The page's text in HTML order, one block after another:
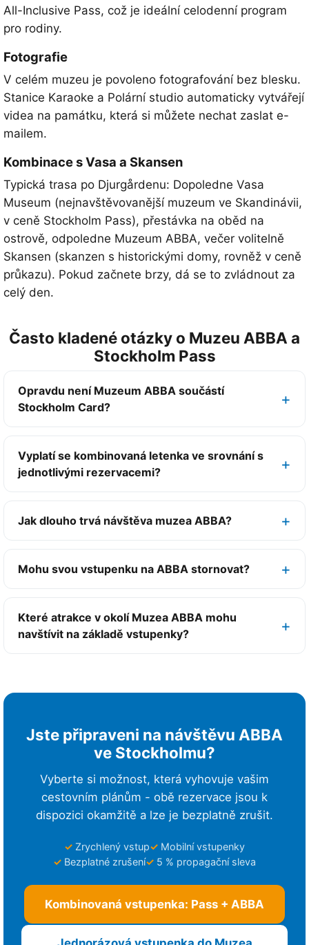
All-Inclusive Pass, což je ideální celodenní program
pro rodiny.
Fotografie
V celém muzeu je povoleno fotografování bez blesku.
Stanice Karaoke a Polární studio automaticky vytvářejí
videa na památku, která si můžete nechat zaslat e-
mailem.
Kombinace s Vasa a Skansen
Typická trasa po Djurgårdenu: Dopoledne Vasa
Museum (nejnavštěvovanější muzeum ve Skandinávii,
v ceně Stockholm Pass), přestávka na oběd na
ostrově, odpoledne Muzeum ABBA, večer volitelně
Skansen (skanzen s historickými domy, rovněž v ceně
průkazu). Pokud začnete brzy, dá se to zvládnout za
celý den.
Často kladené otázky o Muzeu ABBA a
Stockholm Pass
Opravdu není Muzeum ABBA součástí
Stockholm Card?
Vyplatí se kombinovaná letenka ve srovnání s
jednotlivými rezervacemi?
Jak dlouho trvá návštěva muzea ABBA?
Mohu svou vstupenku na ABBA stornovat?
Které atrakce v okolí Muzea ABBA mohu
navštívit na základě vstupenky?
Jste připraveni na návštěvu ABBA
ve Stockholmu?
Vyberte si možnost, která vyhovuje vašim
cestovním plánům - obě rezervace jsou k
dispozici okamžitě a lze je bezplatně zrušit.
Zrychlený vstup
Mobilní vstupenky
Bezplatné zrušení
5 % propagační sleva
Kombinovaná vstupenka: Pass + ABBA